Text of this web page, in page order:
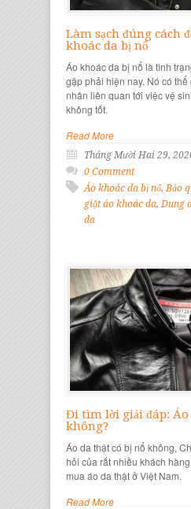
Làm sạch đúng cách
khoác da bị nổ
Áo khoác da bị nổ là tình
gặp phải hiện nay. Nó có
nhân liên quan tới việc vệ
không tốt.
Read More
Tháng Mười Hai 29,
0 Comment
Áo khoác da bị nổ, Bảo
giặt áo khoác da, Dung
da
Đi tìm lời giải đáp: Áo
không?
Áo da thật có bị nổ không,
hỏi của rất nhiều khách
mua áo da thật ở Việt Nam.
Read More